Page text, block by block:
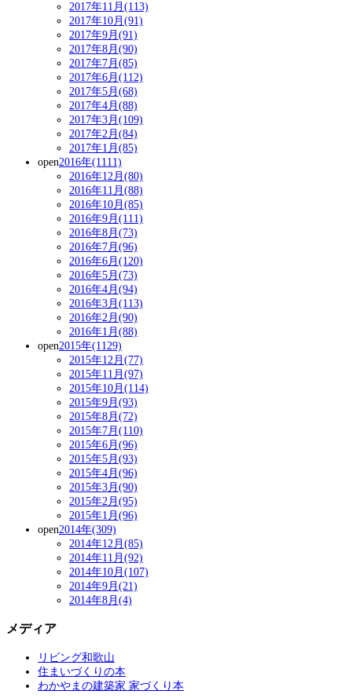
2017年11月(113)
2017年10月(91)
2017年9月(91)
2017年8月(90)
2017年7月(85)
2017年6月(112)
2017年5月(68)
2017年4月(88)
2017年3月(109)
2017年2月(84)
2017年1月(85)
open2016年(1111)
2016年12月(80)
2016年11月(88)
2016年10月(85)
2016年9月(111)
2016年8月(73)
2016年7月(96)
2016年6月(120)
2016年5月(73)
2016年4月(94)
2016年3月(113)
2016年2月(90)
2016年1月(88)
open2015年(1129)
2015年12月(77)
2015年11月(97)
2015年10月(114)
2015年9月(93)
2015年8月(72)
2015年7月(110)
2015年6月(96)
2015年5月(93)
2015年4月(96)
2015年3月(90)
2015年2月(95)
2015年1月(96)
open2014年(309)
2014年12月(85)
2014年11月(92)
2014年10月(107)
2014年9月(21)
2014年8月(4)
メディア
リビング和歌山
住まいづくりの本
わかやまの建築家 家づくり本